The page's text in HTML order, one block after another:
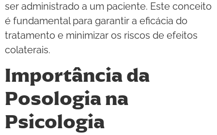
ser administrado a um paciente. Este conceito
é fundamental para garantir a eficácia do
tratamento e minimizar os riscos de efeitos
colaterais.
Importância da
Posologia na
Psicologia